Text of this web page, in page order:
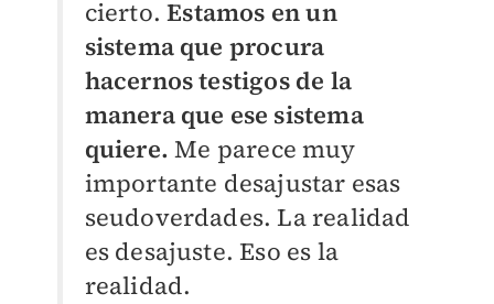
cierto.Estamos en un
sistema que procura
hacernos testigos de la
manera que ese sistema
quiere.Me parece muy
importante desajustar esas
seudoverdades. La realidad
es desajuste. Eso es la
realidad.